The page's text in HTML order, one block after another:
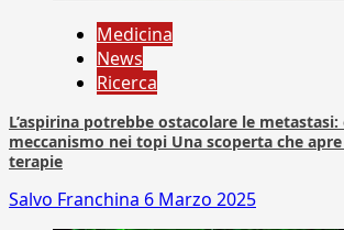
Medicina
News
Ricerca
L’aspirina potrebbe ostacolare le
meccanismo nei topi Una scoperta che
terapie
Salvo Franchina 6 Marzo 2025